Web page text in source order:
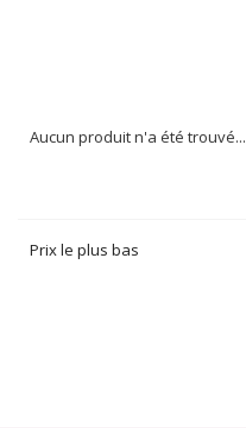
Aucun produit n'a été trouvé...
Prix le plus bas